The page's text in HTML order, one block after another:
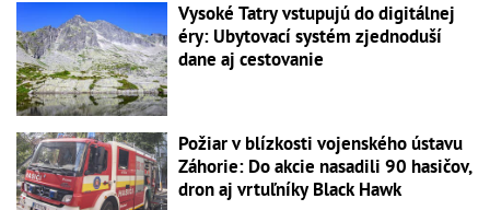
Vysoké Tatry vstupujú do digitálnej
éry: Ubytovací systém zjednoduší
dane aj cestovanie
Požiar v blízkosti vojenského ústavu
Záhorie: Do akcie nasadili 90 hasičov,
dron aj vrtuľníky Black Hawk